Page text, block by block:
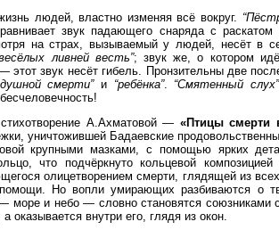
людей, властно изменяя всё вокруг.
звук падающего снаряда с
на страх, вызываемый у людей, несёт в
ливней весть”; звук же, о котором
этот звук несёт гибель. Пронзительны две
смерти” и“ребёнка”. “Смятенный
А.Ахма­товой — «Птицы смерти
уничтожившей Бадаевские
крупными мазками, с помощью ярких
что подчёркнуто кольцевой
олицетворением смерти, глядящей из
Но вопли умирающих разбиваются о
море и небо — словно становятся союзниками
оказывается внутри его, глядя из окон.